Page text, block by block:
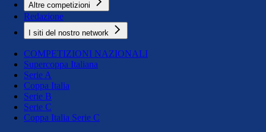
Altre competizioni
Redazione
I siti del nostro network
COMPETIZIONI NAZIONALI
Supercoppa Italiana
Serie A
Coppa Italia
Serie B
Serie C
Coppa Italia Serie C